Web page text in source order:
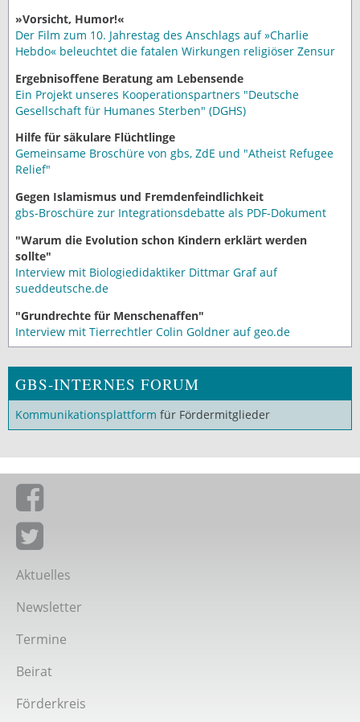
»Vorsicht, Humor!«
Der Film zum 10. Jahrestag des Anschlags auf »Charlie
Hebdo« beleuchtet die fatalen Wirkungen religiöser Zensur
Ergebnisoffene Beratung am Lebensende
Ein Projekt unseres Kooperationspartners "Deutsche
Gesellschaft für Humanes Sterben" (DGHS)
Hilfe für säkulare Flüchtlinge
Gemeinsame Broschüre von gbs, ZdE und "Atheist Refugee
Relief"
Gegen Islamismus und Fremdenfeindlichkeit
gbs-Broschüre zur Integrationsdebatte als PDF-Dokument
"Warum die Evolution schon Kindern erklärt werden
sollte"
Interview mit Biologiedidaktiker Dittmar Graf auf
sueddeutsche.de
"Grundrechte für Menschenaffen"
Interview mit Tierrechtler Colin Goldner auf geo.de
GBS-INTERNES FORUM
Kommunikationsplattform für Fördermitglieder
Giordano-Bruno-Stiftung auf Facebook
Giordano-Bruno-Stiftung bei Twitter
Aktuelles
Newsletter
Termine
Beirat
Förderkreis